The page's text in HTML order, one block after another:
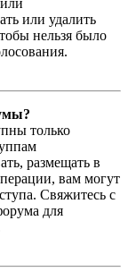
или удалить
нельзя было
только
размещать в
вам могут
Свяжитесь с
для